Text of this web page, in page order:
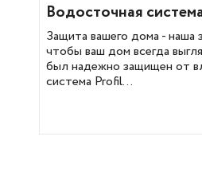
Водосточная
Защита вашего дома - наша
чтобы ваш дом всегда
был надежно защищен от
система Profil...